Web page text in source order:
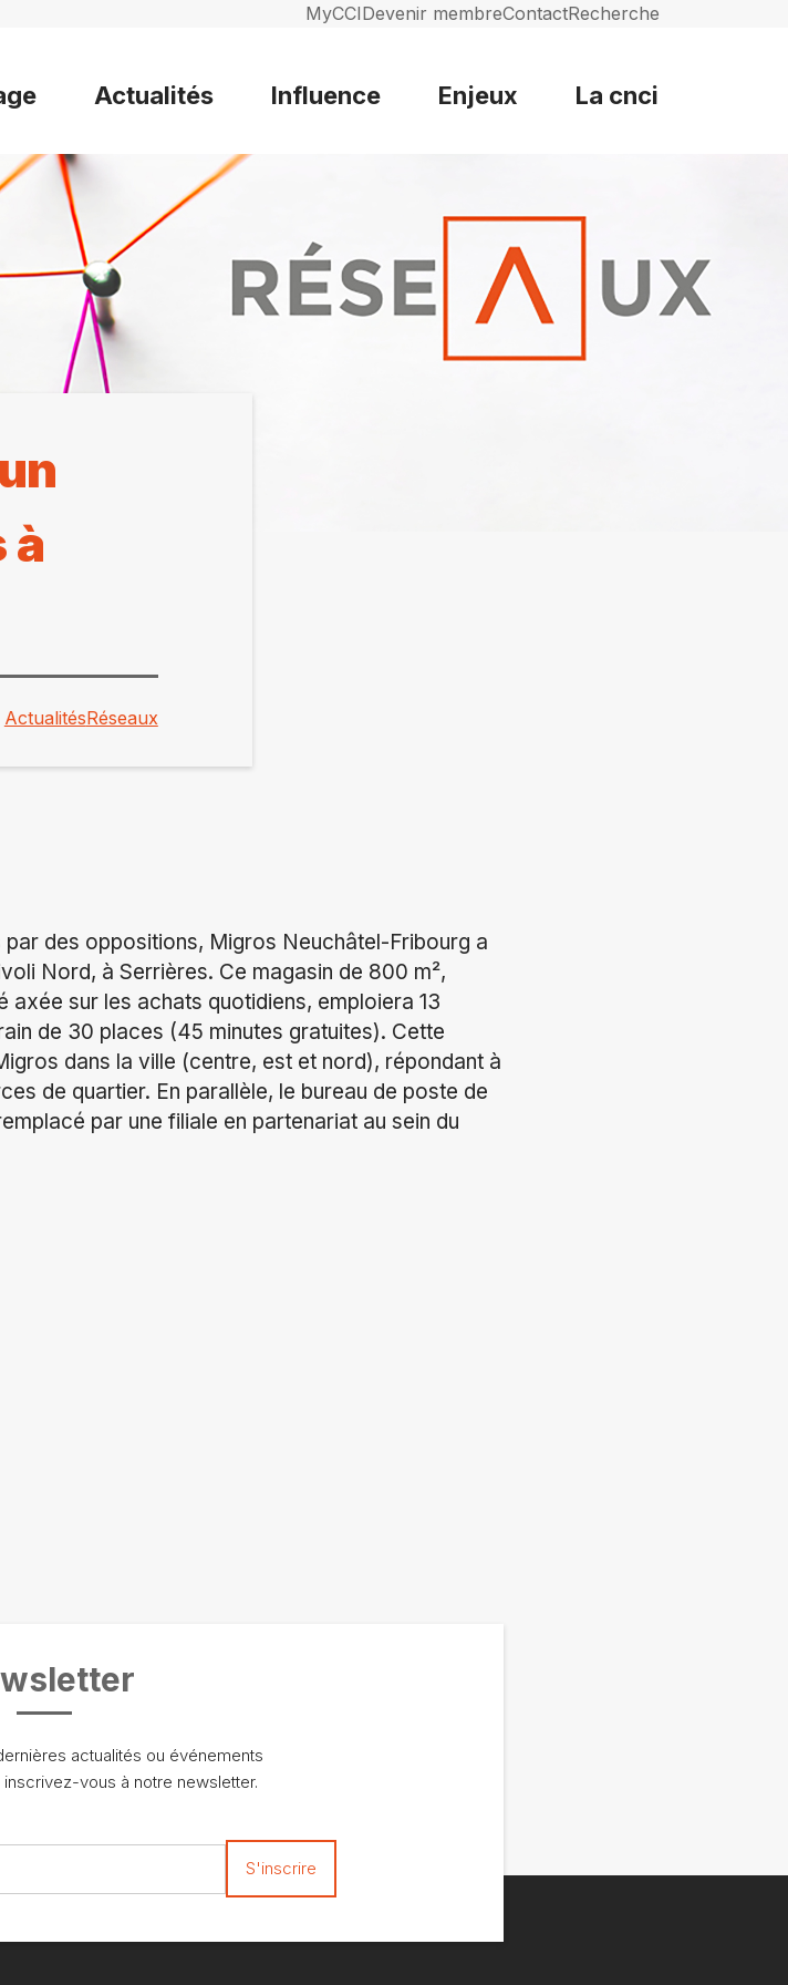
MyCCIDevenir membreContactRecherche
Actualités Influence Enjeux La cnci
à
ActualitésRéseaux
des oppositions, Migros Neuchâtel-Fribourg a
Nord, à Serrières. Ce magasin de 800 m²,
sur les achats quotidiens, emploiera 13
de 30 places (45 minutes gratuites). Cette
dans la ville (centre, est et nord), répondant à
de quartier. En parallèle, le bureau de poste de
par une filiale en partenariat au sein du
actualités ou événements
inscrivez-vous à notre newsletter.